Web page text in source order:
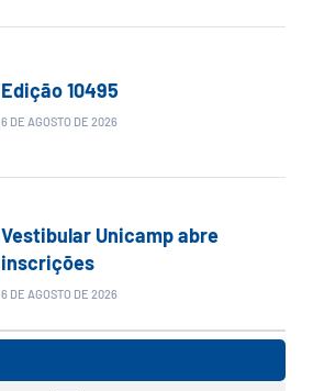
Edição 10495
6 DE AGOSTO DE 2026
Vestibular Unicamp abre
inscrições
6 DE AGOSTO DE 2026